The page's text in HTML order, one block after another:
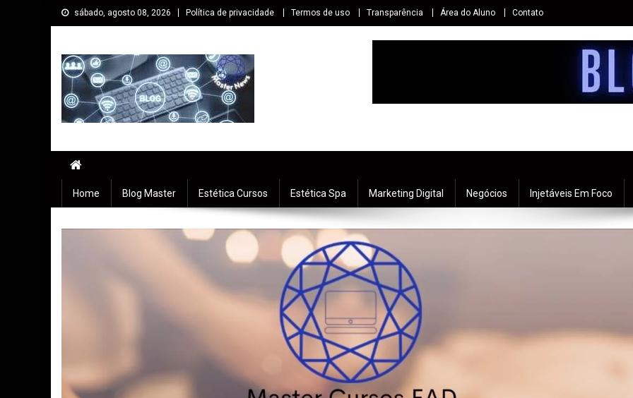
sábado, agosto 08, 2026 Política de privacidade Termos de uso Transparência Área do Aluno Contato
Home Blog Master Estética Cursos Estética Spa Marketing Digital Negócios Injetáveis Em Foco